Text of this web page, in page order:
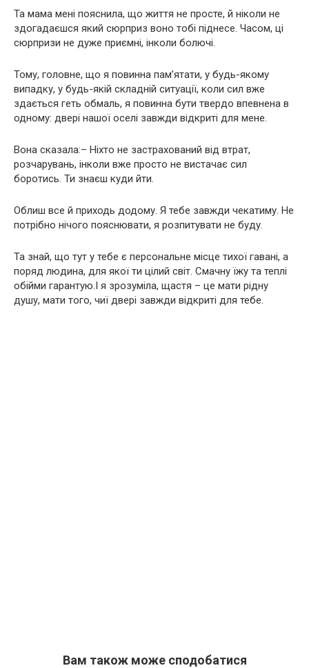
Та мама мені пояснила, що життя не просте, й ніколи не
здогадаєшся який сюрприз воно тобі піднесе. Часом, ці
сюрпризи не дуже приємні, інколи болючі.
Тому, головне, що я повинна пам’ятати, у будь-якому
випадку, у будь-якій складній ситуації, коли сил вже
здається геть обмаль, я повинна бути твердо впевнена в
одному: двері нашої оселі завжди відкриті для мене.
Вона сказала:– Ніхто не застрахований від втрат,
розчарувань, інколи вже просто не вистачає сил
боротись. Ти знаєш куди йти.
Облиш все й приходь додому. Я тебе завжди чекатиму. Не
потрібно нічого пояснювати, я розпитувати не буду.
Та знай, що тут у тебе є персональне місце тихої гавані, а
поряд людина, для якої ти цілий світ. Смачну їжу та теплі
обійми гарантую.І я зрозуміла, щастя – це мати рідну
душу, мати того, чиї двері завжди відкриті для тебе.
Вам також може сподобатися